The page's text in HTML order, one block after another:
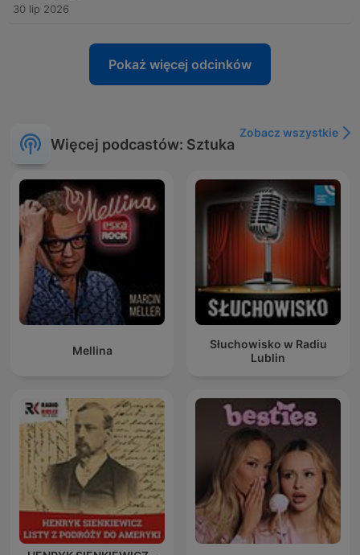
30 lip 2026
Pokaż więcej odcinków
Więcej podcastów: Sztuka
Zobacz wszystkie
Mellina
Słuchowisko w Radiu
Lublin